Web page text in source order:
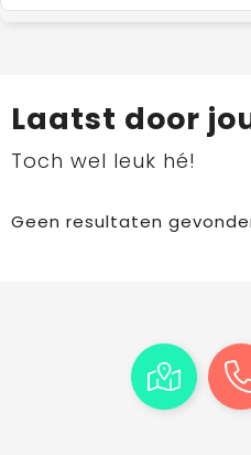
Laatst door
Toch wel leuk hé!
Geen resultaten